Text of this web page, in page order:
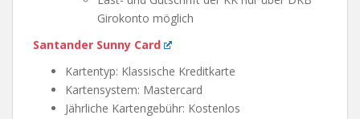
Girokonto möglich
Santander Sunny Card
Kartentyp: Klassische Kreditkarte
Kartensystem: Mastercard
Jährliche Kartengebühr: Kostenlos